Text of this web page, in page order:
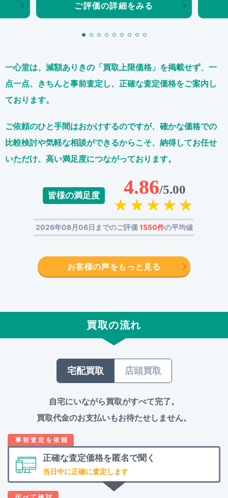
ご評価の詳細をみる
一心堂は、減額ありきの「買取上限価格」を掲載せず、 一
点一点、きちんと事前査定し、正確な査定価格をご案内し
ております。
ご依頼のひと手間はおかけするのですが、 確かな価格での
比較検討や気軽な相談ができるからこそ、 納得してお任せ
いただけ、高い満足度につながっております。
皆様の満足度 4.86/5.00
2026年08月06日までのご評価1550件の平均値
お客様の声をもっと見る
買取の流れ
宅配買取 店頭買取
自宅にいながら買取がすべて完了。
買取代金のお支払いもお待たせしません。
正確な査定価格を 匿名で聞く
当日中に正確に査定します